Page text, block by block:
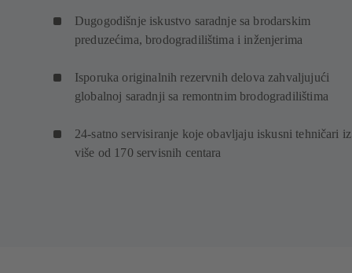
Dugogodišnje iskustvo saradnje sa brodarskim
preduzećima, brodogradilištima i inženjerima
Isporuka originalnih rezervnih delova zahvaljujući
globalnoj saradnji sa remontnim brodogradilištima
24-satno servisiranje koje obavljaju iskusni tehničari iz
više od 170 servisnih centara